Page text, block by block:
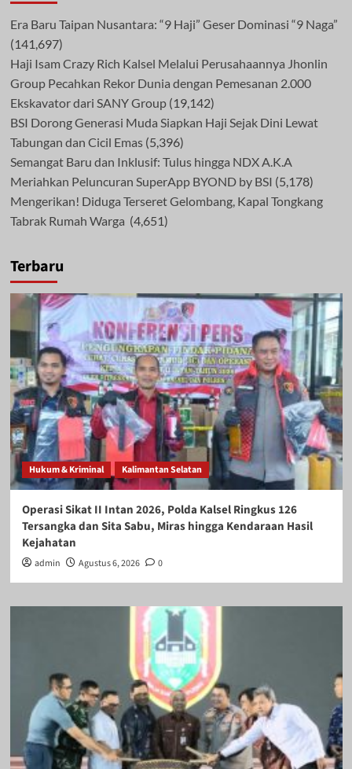
Era Baru Taipan Nusantara: “9 Haji” Geser Dominasi “9 Naga”
(141,697)
Haji Isam Crazy Rich Kalsel Melalui Perusahaannya Jhonlin
Group Pecahkan Rekor Dunia dengan Pemesanan 2.000
Ekskavator dari SANY Group (19,142)
BSI Dorong Generasi Muda Siapkan Haji Sejak Dini Lewat
Tabungan dan Cicil Emas (5,396)
Semangat Baru dan Inklusif: Tulus hingga NDX A.K.A
Meriahkan Peluncuran SuperApp BYOND by BSI (5,178)
Mengerikan! Diduga Terseret Gelombang, Kapal Tongkang
Tabrak Rumah Warga (4,651)
Terbaru
Hukum & Kriminal Kalimantan Selatan
Operasi Sikat II Intan 2026, Polda Kalsel Ringkus 126
Tersangka dan Sita Sabu, Miras hingga Kendaraan Hasil
Kejahatan
admin Agustus 6, 2026 0